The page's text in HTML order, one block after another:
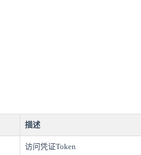
描述
访问凭证Token